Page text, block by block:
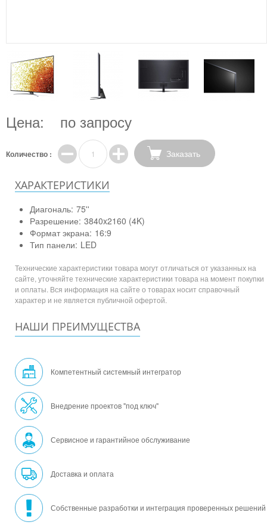
Цена: по запросу
Количество : Заказать
ХАРАКТЕРИСТИКИ
Диагональ: 75''
Разрешение: 3840x2160 (4K)
Формат экрана: 16:9
Тип панели: LED
Технические характеристики товара могут отличаться от указанных на
сайте, уточняйте технические характеристики товара на момент покупки
и оплаты. Вся информация на сайте о товарах носит справочный
характер и не является публичной офертой.
НАШИ ПРЕИМУЩЕСТВА
Компетентный системный интегратор
Внедрение проектов "под ключ"
Сервисное и гарантийное обслуживание
Доставка и оплата
Собственные разработки и интеграция проверенных решений